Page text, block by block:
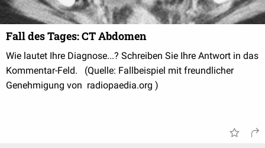
Fall des Tages: CT Abdomen
Wie lautet Ihre Diagnose...? Schreiben Sie Ihre Antwort in das
Kommentar-Feld. (Quelle: Fallbeispiel mit freundlicher
Genehmigung von radiopaedia.org )